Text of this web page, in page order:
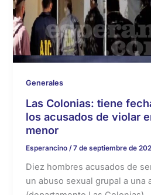
Generales
Las Colonias: tiene
los acusados de violar
menor
Esperancino /7 de septiembre de
Diez hombres acusados de
un abuso sexual grupal a una